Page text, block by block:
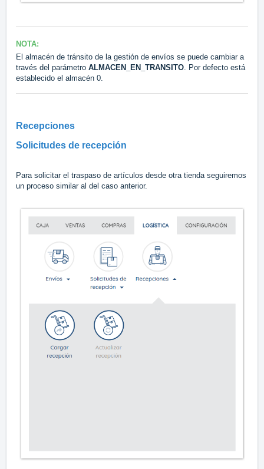
NOTA:
El almacén de tránsito de la gestión de envíos se puede cambiar a
través del parámetro ALMACEN_EN_TRANSITO . Por defecto está
establecido el almacén 0.
Recepciones
Solicitudes de recepción
Para solicitar el traspaso de artículos desde otra tienda seguiremos
un proceso similar al del caso anterior.